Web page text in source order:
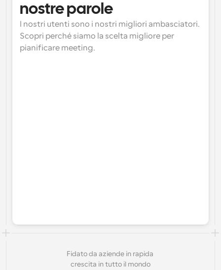
nostre parole
I nostri utenti sono i nostri migliori ambasciatori.
Scopri perché siamo la scelta migliore per
pianificare meeting.
Fidato da aziende in rapida
crescita in tutto il mondo